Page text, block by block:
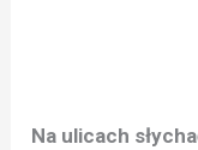
Na ulicach